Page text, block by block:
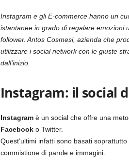
Instagram e gli E-commerce hanno un
istantanee in grado di regalare emozioni
follower. Antos Cosmesi, azienda che
utilizzare i social network con le giuste
dall’inizio.
Instagram: il social
Instagramè un social che offre una
Facebooko Twitter.
Quest’ultimi infatti sono basati soprattutto
commistione di parole e immagini.